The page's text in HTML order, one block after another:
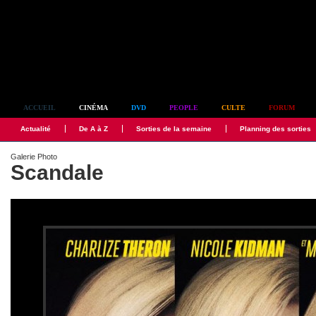
ACCUEIL CINÉMA DVD PEOPLE CULTE FORUM
Actualité De A à Z Sorties de la semaine Planning des sorties
Galerie Photo
Scandale